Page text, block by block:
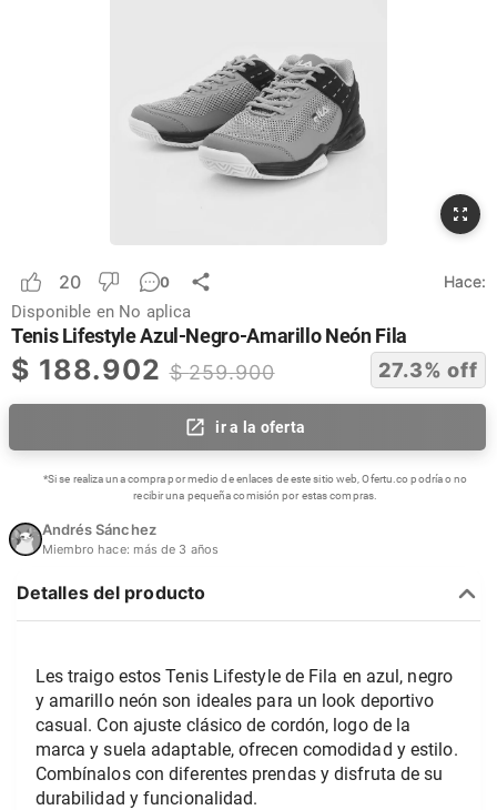
20 0 Hace:
Disponible en No aplica
Tenis Lifestyle Azul-Negro-Amarillo Neón Fila
$ 188.902 $259.900 27.3% off
ir a la oferta
*Si se realiza una compra por medio de enlaces de este sitio web, Ofertu.co podría o no
recibir una pequeña comisión por estas compras.
Andrés Sánchez
Miembro hace: más de 3 años
Detalles del producto
Les traigo estos Tenis Lifestyle de Fila en azul, negro
y amarillo neón son ideales para un look deportivo
casual. Con ajuste clásico de cordón, logo de la
marca y suela adaptable, ofrecen comodidad y estilo.
Combínalos con diferentes prendas y disfruta de su
durabilidad y funcionalidad.